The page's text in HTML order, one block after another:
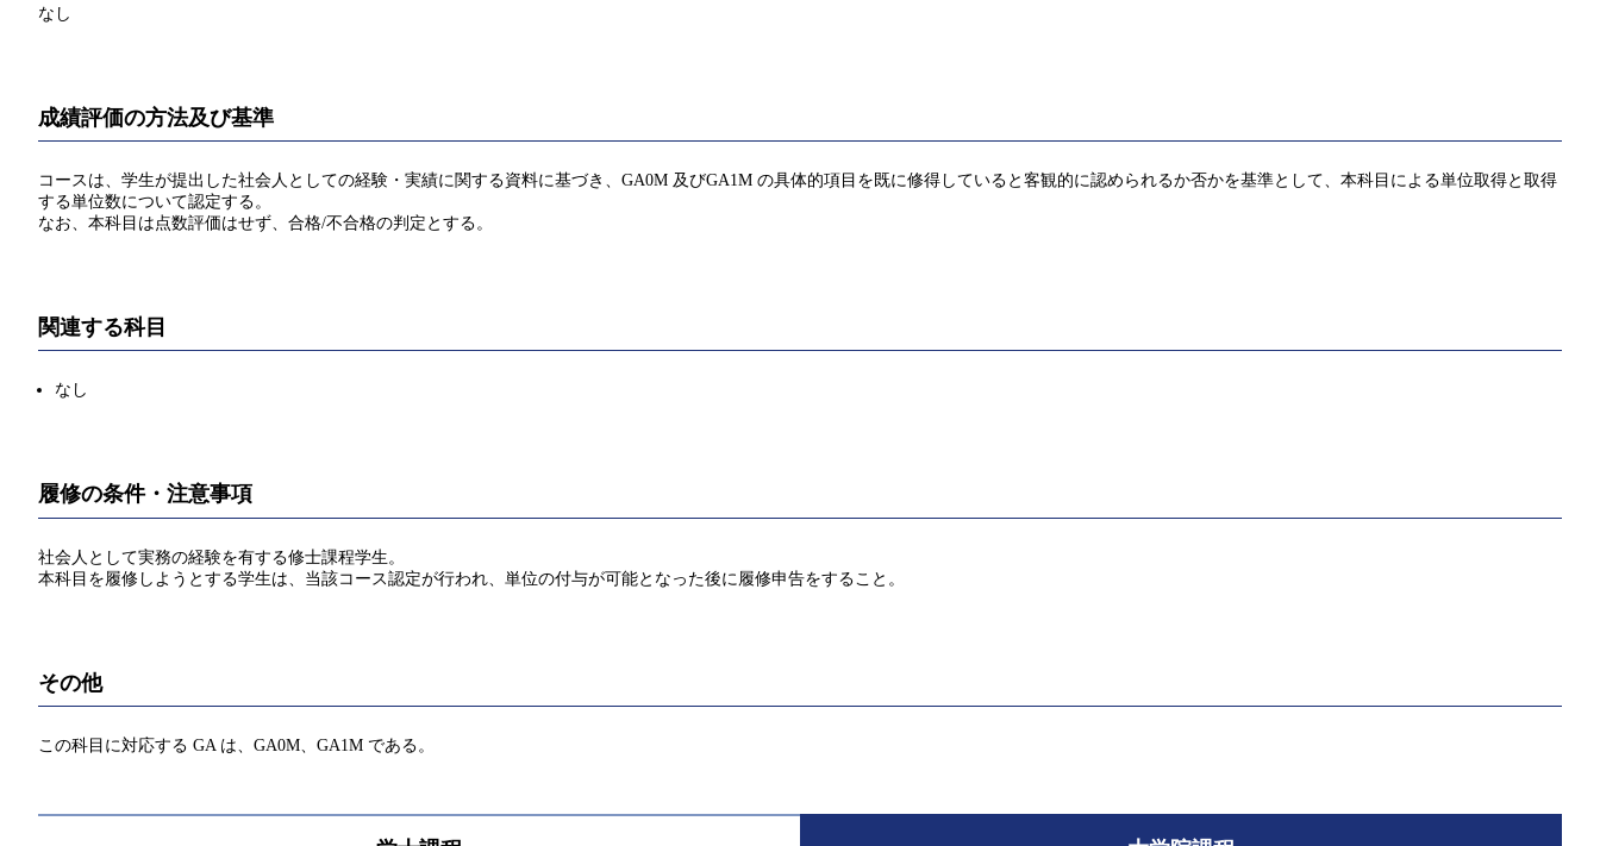
なし
成績評価の方法及び基準
コースは、学生が提出した社会人としての経験・実績に関する資料に基づき、GA0M 及びGA1M の具体的項目を既に修得していると客観的に認められるか否かを基準として、本科目による単位取得と取得
する単位数について認定する。
なお、本科目は点数評価はせず、合格/不合格の判定とする。
関連する科目
なし
履修の条件・注意事項
社会人として実務の経験を有する修士課程学生。
本科目を履修しようとする学生は、当該コース認定が行われ、単位の付与が可能となった後に履修申告をすること。
その他
この科目に対応する GA は、GA0M、GA1M である。